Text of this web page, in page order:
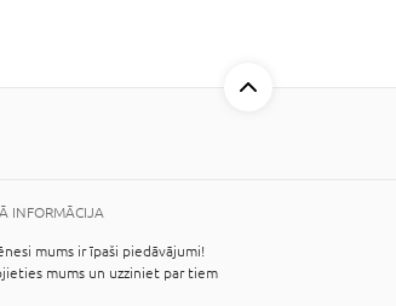
INFORMĀCIJA
mums ir īpaši piedāvājumi!
mums un uzziniet par tiem